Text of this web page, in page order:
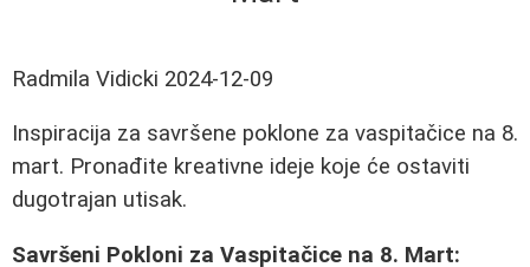
Radmila Vidicki 2024-12-09
Inspiracija za savršene poklone za vaspitačice na 8.
mart. Pronađite kreativne ideje koje će ostaviti
dugotrajan utisak.
Savršeni Pokloni za Vaspitačice na 8. Mart: